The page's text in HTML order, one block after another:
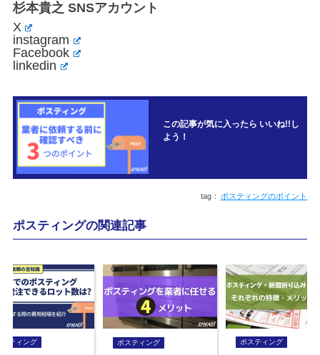
杉本貴之 SNSアカウント
X
instagram
Facebook
linkedin
この記事が気に入ったら いいね!!し
よう！
ポスティングのポイント
ポスティングの関連記事
スティング ポスティング ポスティング